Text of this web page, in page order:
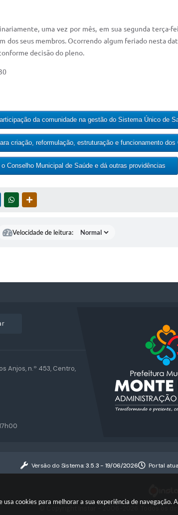
cookies para melhorar a sua experiência de navegação.
uma vez por mês, em sua segunda
dos seus membros. Ocorrendo algum feriado nesta
decisão do pleno.
da comunidade na gestão do Sistema Único de
criação, reformulação, estruturação e funcionamento
Conselho Municipal de Saúde e dá outras providências
TWITTERWHATSAPP
Velocidade de leitura:
Anjos, n.º 453, Centro,
Versão do Sistema:3.5.3 - 19/06/2026 Portal